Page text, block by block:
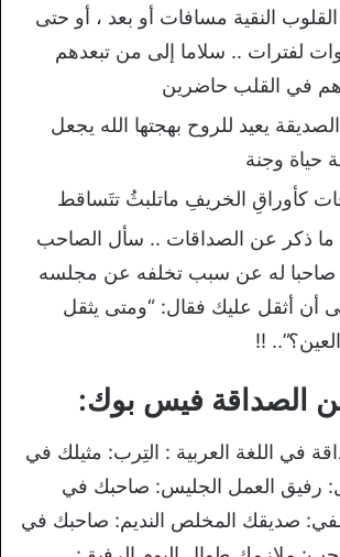
القلوب النقية مسافات أو بعد ، أو حتى
لفترات .. سلاما إلى من تبعدهم
في القلب حاضرين
يعيد للروح بهجتها الله يجعل
حياة وجنة
كأوراقِ الخريفِ ماتلبثُ تتَساقط
ذكر عن الصداقات .. سأل الصاحب
صاحبا له عن سبب تخلفه عن مجلسه
أن أثقل عليك فقال: “ومتى يثقل
!!
الصداقة فيس بوك:
في اللغة العربية : التِرب: مثيلك في
رفيق العمل الجليس: صاحبك في
صديقك المخلص النديم: صاحبك في